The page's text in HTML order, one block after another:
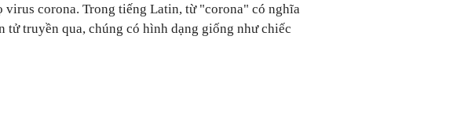
virus corona. Trong tiếng Latin, từ "corona" có nghĩa
truyền qua, chúng có hình dạng giống như chiếc